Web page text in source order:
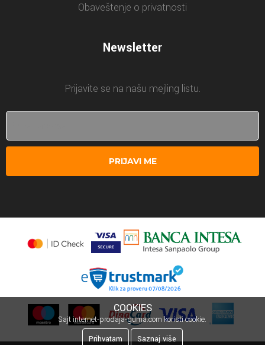
Obaveštenje o privatnosti
Newsletter
Prijavite se na našu mejling listu.
PRIJAVI ME
COOKIES
Sajt internet-prodaja-guma.com koristi cookie.
Prihvatam
Saznaj više